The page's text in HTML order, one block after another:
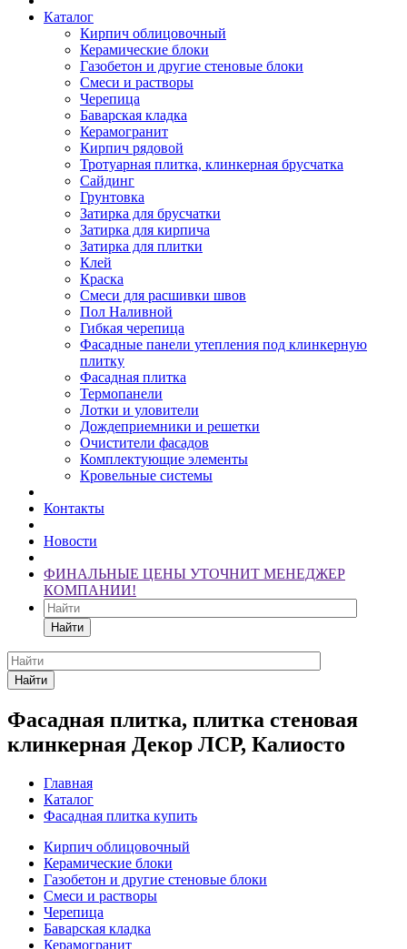
Каталог
Кирпич облицовочный
Керамические блоки
Газобетон и другие стеновые блоки
Смеси и растворы
Черепица
Баварская кладка
Керамогранит
Кирпич рядовой
Тротуарная плитка, клинкерная брусчатка
Сайдинг
Грунтовка
Затирка для брусчатки
Затирка для кирпича
Затирка для плитки
Клей
Краска
Смеси для расшивки швов
Пол Наливной
Гибкая черепица
Фасадные панели утепления под клинкерную
плитку
Фасадная плитка
Термопанели
Лотки и уловители
Дождеприемники и решетки
Очистители фасадов
Комплектующие элементы
Кровельные системы
Контакты
Новости
ФИНАЛЬНЫЕ ЦЕНЫ УТОЧНИТ МЕНЕДЖЕР
КОМПАНИИ!
Найти
Найти
Фасадная плитка, плитка стеновая
клинкерная Декор ЛСР, Калиосто
Главная
Каталог
Фасадная плитка купить
Кирпич облицовочный
Керамические блоки
Газобетон и другие стеновые блоки
Смеси и растворы
Черепица
Баварская кладка
Керамогранит